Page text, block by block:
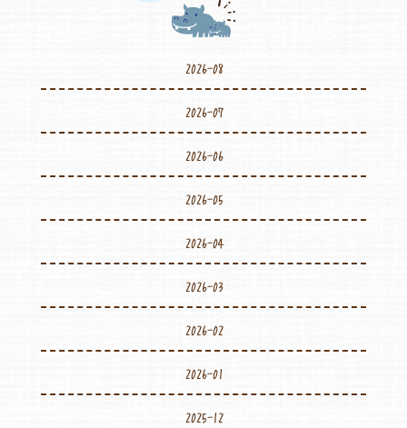
2026-08
2026-07
2026-06
2026-05
2026-04
2026-03
2026-02
2026-01
2025-12